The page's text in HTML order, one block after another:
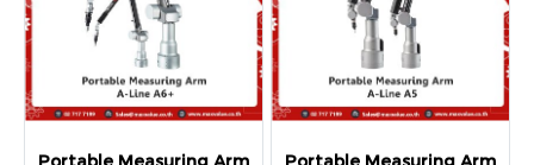
Portable Measuring Arm
Portable Measuring Arm